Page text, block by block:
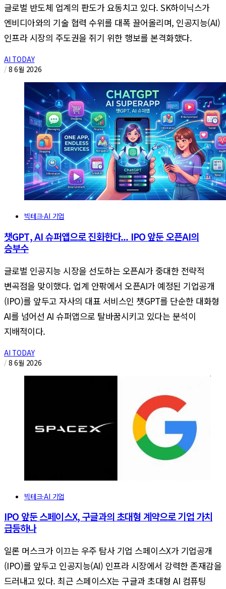
글로벌 반도체 업계의 판도가 요동치고 있다. SK하이닉스가
엔비디아와의 기술 협력 수위를 대폭 끌어올리며, 인공지능(AI)
인프라 시장의 주도권을 쥐기 위한 행보를 본격화했다.
AI TODAY
/ 8 6월 2026
빅테크·AI 기업
챗GPT, AI 슈퍼앱으로 진화한다... IPO 앞둔 오픈AI의
승부수
글로벌 인공지능 시장을 선도하는 오픈AI가 중대한 전략적
변곡점을 맞이했다. 업계 안팎에서 오픈AI가 예정된 기업공개
(IPO)를 앞두고 자사의 대표 서비스인 챗GPT를 단순한 대화형
AI를 넘어선 AI 슈퍼앱으로 탈바꿈시키고 있다는 분석이
지배적이다.
AI TODAY
/ 8 6월 2026
빅테크·AI 기업
IPO 앞둔 스페이스X, 구글과의 초대형 계약으로 기업 가치
급등하나
일론 머스크가 이끄는 우주 탐사 기업 스페이스X가 기업공개
(IPO)를 앞두고 인공지능(AI) 인프라 시장에서 강력한 존재감을
드러내고 있다. 최근 스페이스X는 구글과 초대형 AI 컴퓨팅